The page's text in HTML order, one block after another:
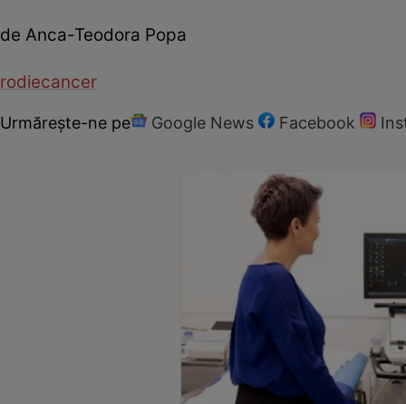
de Anca-Teodora Popa
rodiecancer
Urmărește-ne pe Google News Facebook